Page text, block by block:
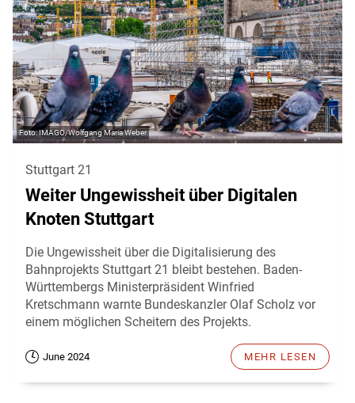
IMAGO/Wolfgang Maria Weber
Stuttgart 21
Weiter Ungewissheit über Digitalen
Knoten Stuttgart
Die Ungewissheit über die Digitalisierung des
Bahnprojekts Stuttgart 21 bleibt bestehen. Baden-
Württembergs Ministerpräsident Winfried
Kretschmann warnte Bundeskanzler Olaf Scholz vor
einem möglichen Scheitern des Projekts.
June 2024 MEHR LESEN